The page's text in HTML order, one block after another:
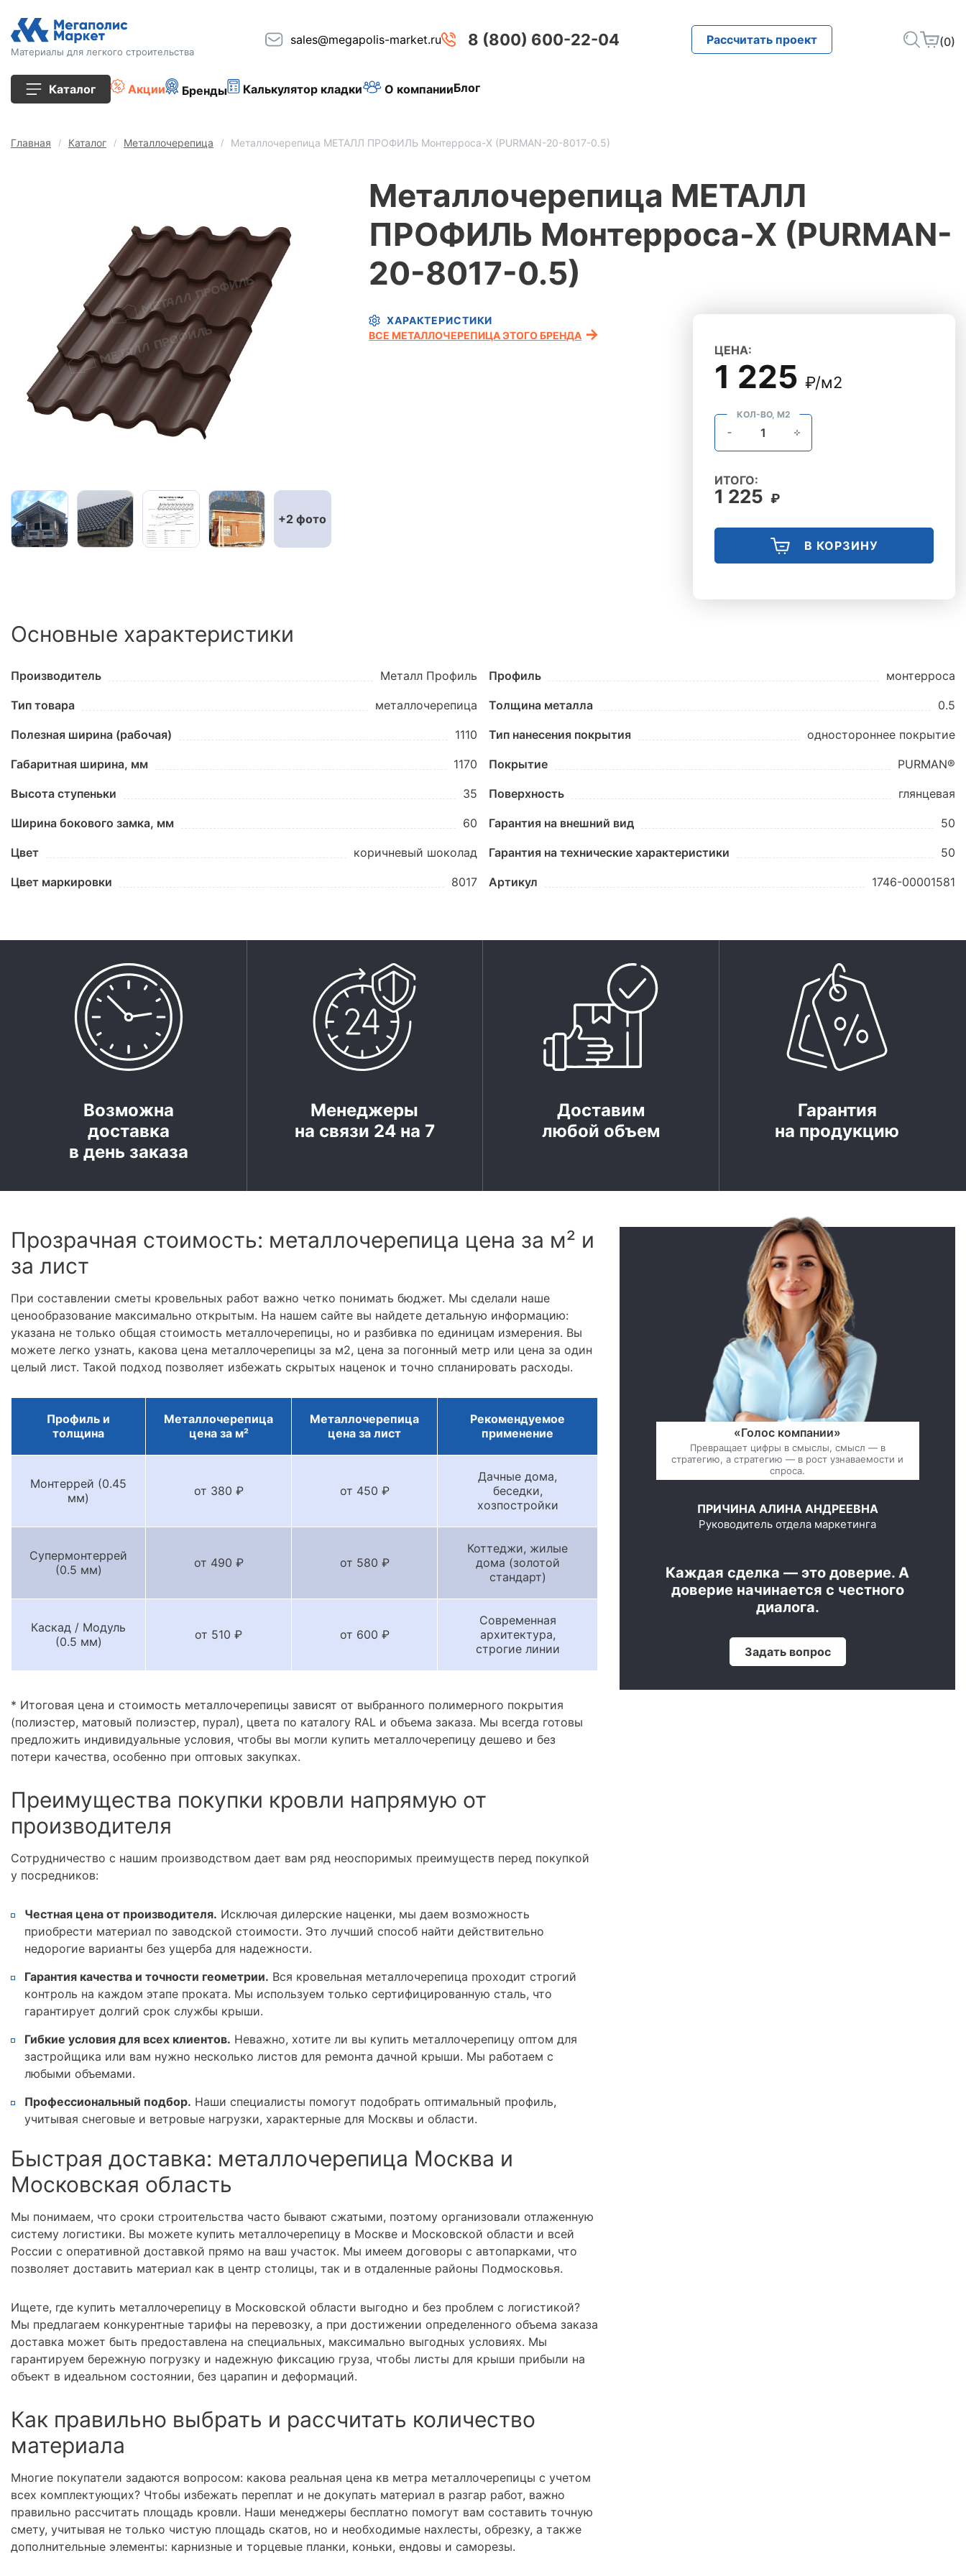
Материалы для легкого строительства
sales@megapolis-market.ru 8 (800) 600-22-04 Рассчитать проект (0)
Каталог
Плиты перекрытия
Сопутствующие товары
Тротуарная плитка
Сайдинг
Металлочерепица
Мягкая кровля
Акции Бренды Калькулятор кладки О компанииБлог
Главная Каталог Металлочерепица Металлочерепица МЕТАЛЛ ПРОФИЛЬ Монтерроса-X (PURMAN-20-8017-0.5)
Металлочерепица МЕТАЛЛ
ПРОФИЛЬ Монтерроса-X (PURMAN-
20-8017-0.5)
+2 фото
ХАРАКТЕРИСТИКИ
ВСЕ МЕТАЛЛОЧЕРЕПИЦА ЭТОГО БРЕНДА
ЦЕНА:
1 225 ₽/м2
КОЛ-ВО, М2
ИТОГО:
1 225 ₽
В КОРЗИНУ
Основные характеристики
Производитель Металл Профиль
Тип товара металлочерепица
Полезная ширина (рабочая) 1110
Габаритная ширина, мм 1170
Высота ступеньки 35
Ширина бокового замка, мм 60
Цвет коричневый шоколад
Цвет маркировки 8017
Профиль монтерроса
Толщина металла 0.5
Тип нанесения покрытия одностороннее покрытие
Покрытие PURMAN®
Поверхность глянцевая
Гарантия на внешний вид 50
Гарантия на технические характеристики 50
Артикул 1746-00001581
Возможна
доставка
в день заказа
Менеджеры
на связи 24 на 7
Доставим
любой объем
Гарантия
на продукцию
Прозрачная стоимость: металлочерепица цена за м² и
за лист
При составлении сметы кровельных работ важно четко понимать бюджет. Мы сделали наше
ценообразование максимально открытым. На нашем сайте вы найдете детальную информацию:
указана не только общая стоимость металлочерепицы, но и разбивка по единицам измерения. Вы
можете легко узнать, какова цена металлочерепицы за м2, цена за погонный метр или цена за один
целый лист. Такой подход позволяет избежать скрытых наценок и точно спланировать расходы.
Профиль и
толщина
Металлочерепица
цена за м²
Металлочерепица
цена за лист
Рекомендуемое
применение
Монтеррей (0.45
мм)
от 380 ₽ от 450 ₽
Дачные дома,
беседки,
хозпостройки
Супермонтеррей
(0.5 мм)
от 490 ₽ от 580 ₽
Коттеджи, жилые
дома (золотой
стандарт)
Каскад / Модуль
(0.5 мм)
от 510 ₽ от 600 ₽
Современная
архитектура,
строгие линии
* Итоговая цена и стоимость металлочерепицы зависят от выбранного полимерного покрытия
(полиэстер, матовый полиэстер, пурал), цвета по каталогу RAL и объема заказа. Мы всегда готовы
предложить индивидуальные условия, чтобы вы могли купить металлочерепицу дешево и без
потери качества, особенно при оптовых закупках.
Преимущества покупки кровли напрямую от
производителя
Сотрудничество с нашим производством дает вам ряд неоспоримых преимуществ перед покупкой
у посредников:
Честная цена от производителя. Исключая дилерские наценки, мы даем возможность
приобрести материал по заводской стоимости. Это лучший способ найти действительно
недорогие варианты без ущерба для надежности.
Гарантия качества и точности геометрии. Вся кровельная металлочерепица проходит строгий
контроль на каждом этапе проката. Мы используем только сертифицированную сталь, что
гарантирует долгий срок службы крыши.
Гибкие условия для всех клиентов. Неважно, хотите ли вы купить металлочерепицу оптом для
застройщика или вам нужно несколько листов для ремонта дачной крыши. Мы работаем с
любыми объемами.
Профессиональный подбор. Наши специалисты помогут подобрать оптимальный профиль,
учитывая снеговые и ветровые нагрузки, характерные для Москвы и области.
Быстрая доставка: металлочерепица Москва и
Московская область
Мы понимаем, что сроки строительства часто бывают сжатыми, поэтому организовали отлаженную
систему логистики. Вы можете купить металлочерепицу в Москве и Московской области и всей
России с оперативной доставкой прямо на ваш участок. Мы имеем договоры с автопарками, что
позволяет доставить материал как в центр столицы, так и в отдаленные районы Подмосковья.
Ищете, где купить металлочерепицу в Московской области выгодно и без проблем с логистикой?
Мы предлагаем конкурентные тарифы на перевозку, а при достижении определенного объема заказа
доставка может быть предоставлена на специальных, максимально выгодных условиях. Мы
гарантируем бережную погрузку и надежную фиксацию груза, чтобы листы для крыши прибыли на
объект в идеальном состоянии, без царапин и деформаций.
Как правильно выбрать и рассчитать количество
материала
Многие покупатели задаются вопросом: какова реальная цена кв метра металлочерепицы с учетом
всех комплектующих? Чтобы избежать переплат и не докупать материал в разгар работ, важно
правильно рассчитать площадь кровли. Наши менеджеры бесплатно помогут вам составить точную
смету, учитывая не только чистую площадь скатов, но и необходимые нахлесты, обрезку, а также
дополнительные элементы: карнизные и торцевые планки, коньки, ендовы и саморезы.
«Голос компании»
Превращает цифры в смыслы, смысл — в
стратегию, а стратегию — в рост узнаваемости и
спроса.
ПРИЧИНА АЛИНА АНДРЕЕВНА
Руководитель отдела маркетинга
Каждая сделка — это доверие. А
доверие начинается с честного
диалога.
Задать вопрос